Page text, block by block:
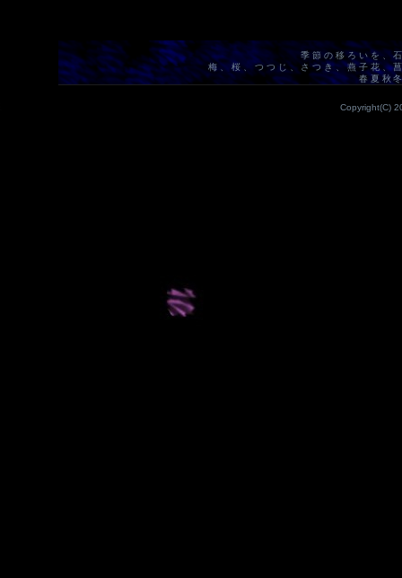
季節の移ろいを、
梅、桜、つつじ、さつき、燕子花、
春夏秋
Copyright(C)